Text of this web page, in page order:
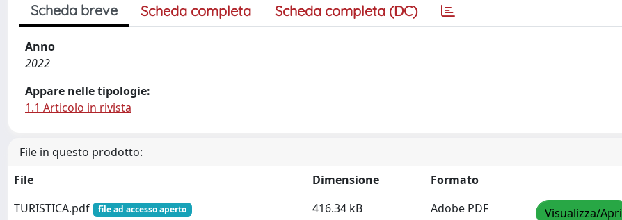
Scheda breve Scheda completa Scheda completa (DC)
Anno
2022
Appare nelle tipologie:
1.1 Articolo in rivista
File in questo prodotto:
File
Dimensione
Formato
TURISTICA.pdf
file ad accesso aperto 416.34 kB Adobe PDF Visualizza/Apri